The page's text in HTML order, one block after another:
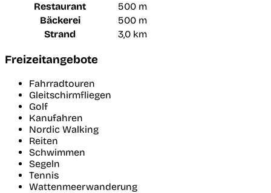
Restaurant
500 m
Bäckerei
500 m
Strand
3,0 km
Freizeitangebote
Fahrradtouren
Gleitschirmfliegen
Golf
Kanufahren
Nordic Walking
Reiten
Schwimmen
Segeln
Tennis
Wattenmeerwanderung